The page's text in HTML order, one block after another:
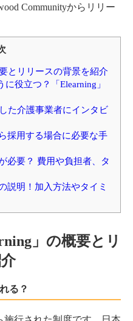
Communityからリリー
とリリースの背景を紹介
役立つ？「Elearning」
た介護事業者にインタビ
採用する場合に必要な手
必要？ 費用や負担者、タ
説明！加入方法やタイミ
」の概要とリ
る？